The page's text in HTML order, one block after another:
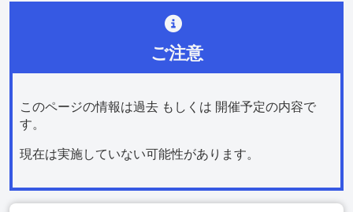
ご注意
このページの情報は過去 もしくは 開催予定の内容で
す。
現在は実施していない可能性があります。